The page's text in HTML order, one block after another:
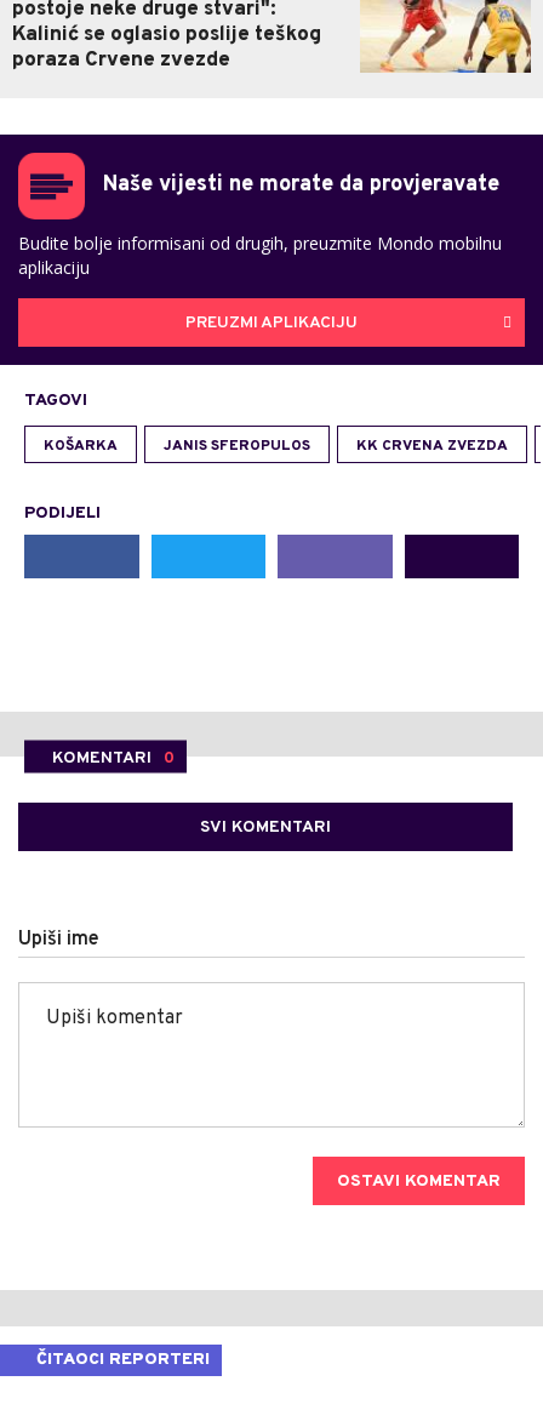
postoje neke druge stvari":
Kalinić se oglasio poslije teškog
poraza Crvene zvezde
Naše vijesti ne morate da provjeravate
Budite bolje informisani od drugih, preuzmite Mondo mobilnu
aplikaciju
PREUZMI APLIKACIJU
TAGOVI
KOŠARKA JANIS SFEROPULOS KK CRVENA ZVEZDA
PODIJELI
KOMENTARI 0
SVI KOMENTARI
Upiši ime
OSTAVI KOMENTAR
ČITAOCI REPORTERI